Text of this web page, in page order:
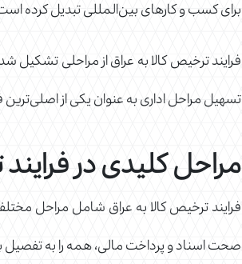
برای کسب و کارهای بین‌المللی تبدیل کرده
فرایند ترخیص کالا به عراق از مراحلی تشکیل
تسهیل مراحل اداری به عنوان یکی از
مراحل کلیدی در
فرایند ترخیص کالا به عراق شامل مراحل
صحت اسناد و پرداخت مالی، همه را به